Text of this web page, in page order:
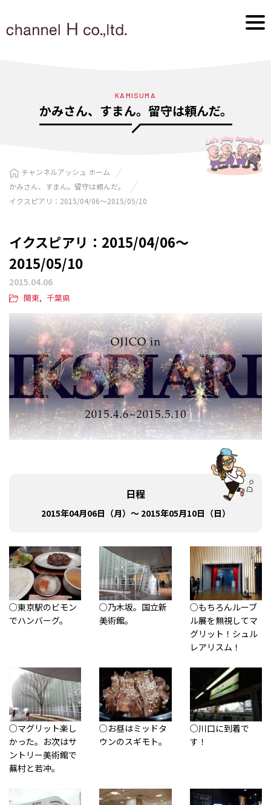
KAMISUMA
かみさん、すまん。留守は頼んだ。
チャンネルアッシュ ホーム
かみさん、すまん。留守は頼んだ。
イクスピアリ：2015/04/06〜2015/05/10
イクスピアリ：2015/04/06〜
2015/05/10
2015.04.06
関東
千葉県
日程
2015年04月06日（月）～ 2015年05月10日（日）
○東京駅のビモン
でハンバーグ。
○乃木坂。国立新
美術館。
○もちろんルーブ
ル展を無視してマ
グリット！シュル
レアリスム！
○マグリット楽し
かった。お次はサ
ントリー美術館で
蕪村と若冲。
○お昼はミッドタ
ウンのスギモト。
○川口に到着で
す！